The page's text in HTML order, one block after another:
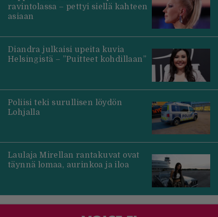
ravintolassa – pettyi siellä kahteen
asiaan
Diandra julkaisi upeita kuvia
Helsingistä – ”Puitteet kohdillaan”
Poliisi teki surullisen löydön
Lohjalla
Laulaja Mirellan rantakuvat ovat
täynnä lomaa, aurinkoa ja iloa